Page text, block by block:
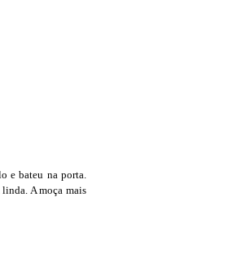
e bateu na porta.
A moça mais